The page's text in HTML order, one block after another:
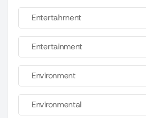
Entertahrnent
Entertainment
Environment
Environmental